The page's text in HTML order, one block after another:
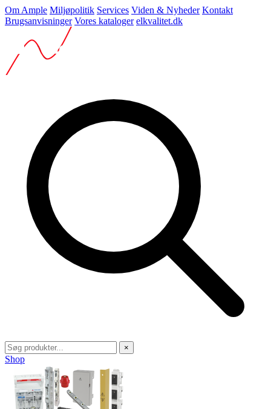
Om Ample Miljøpolitik Services Viden & Nyheder Kontakt
Brugsanvisninger Vores kataloger elkvalitet.dk
×
Shop